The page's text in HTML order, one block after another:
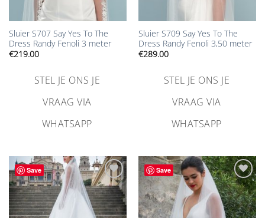
Sluier S707 Say Yes To The
Dress Randy Fenoli 3 meter
€219.00
STEL JE ONS JE
VRAAG VIA
WHATSAPP
Sluier S709 Say Yes To The
Dress Randy Fenoli 3,50 meter
€289.00
STEL JE ONS JE
VRAAG VIA
WHATSAPP
Save
Aan
verlanglijst
toevoegen
Save
Aan
verlanglijst
toevoegen